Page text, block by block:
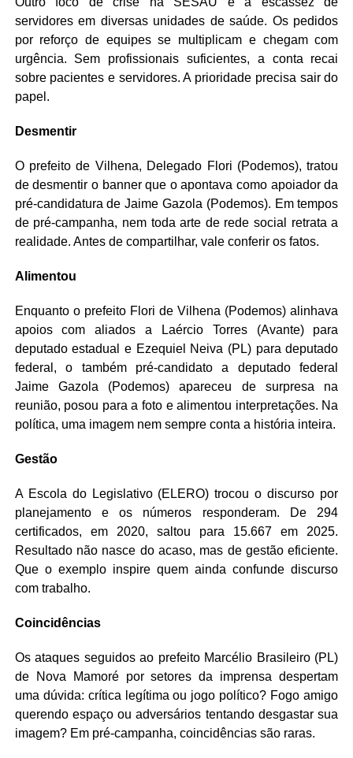
servidores em diversas unidades de saúde. Os pedidos
por reforço de equipes se multiplicam e chegam com
urgência. Sem profissionais suficientes, a conta recai
sobre pacientes e servidores. A prioridade precisa sair do
papel.
Desmentir
O prefeito de Vilhena, Delegado Flori (Podemos), tratou
de desmentir o banner que o apontava como apoiador da
pré-candidatura de Jaime Gazola (Podemos). Em tempos
de pré-campanha, nem toda arte de rede social retrata a
realidade. Antes de compartilhar, vale conferir os fatos.
Alimentou
Enquanto o prefeito Flori de Vilhena (Podemos) alinhava
apoios com aliados a Laércio Torres (Avante) para
deputado estadual e Ezequiel Neiva (PL) para deputado
federal, o também pré-candidato a deputado federal
Jaime Gazola (Podemos) apareceu de surpresa na
reunião, posou para a foto e alimentou interpretações. Na
política, uma imagem nem sempre conta a história inteira.
Gestão
A Escola do Legislativo (ELERO) trocou o discurso por
planejamento e os números responderam. De 294
certificados, em 2020, saltou para 15.667 em 2025.
Resultado não nasce do acaso, mas de gestão eficiente.
Que o exemplo inspire quem ainda confunde discurso
com trabalho.
Coincidências
Os ataques seguidos ao prefeito Marcélio Brasileiro (PL)
de Nova Mamoré por setores da imprensa despertam
uma dúvida: crítica legítima ou jogo político? Fogo amigo
querendo espaço ou adversários tentando desgastar sua
imagem? Em pré-campanha, coincidências são raras.